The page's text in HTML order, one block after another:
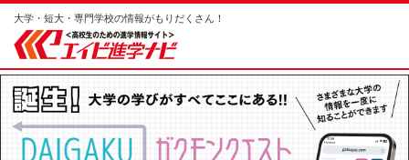
大学・短大・専門学校の情報がもりだくさん！